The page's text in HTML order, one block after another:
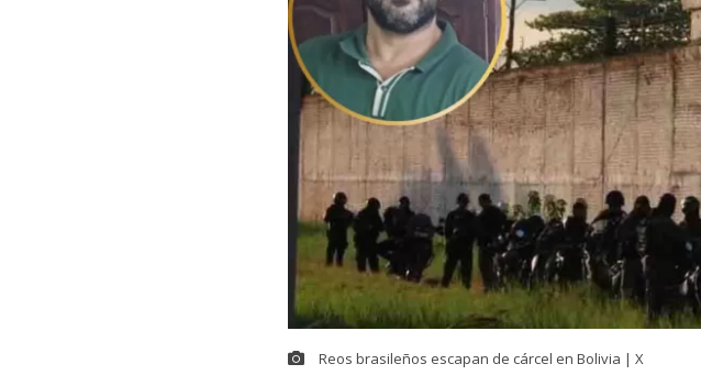
Reos brasileños escapan de cárcel en Bolivia | X